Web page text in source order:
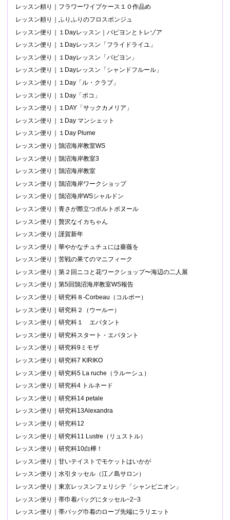
レッスン頼り｜フラワーワイプケース１０作品め
レッスン頼り｜ふりふりのフロスポンジュ
レッスン便り｜１Dayレッスン｜パピヨンとトレゾア
レッスン便り｜１Dayレッスン「フライドライユ」
レッスン便り｜１Dayレッスン「パピヨン」
レッスン便り｜１Dayレッスン「シャンドフルール」
レッスン便り｜１Day「ル・クラブ」
レッスン便り｜１Day「ポコ」
レッスン便り｜１DAY「サックカメリア」
レッスン便り｜１Day マンシェット
レッスン便り｜１Day Plume
レッスン便り｜鵠沼海岸教室WS
レッスン便り｜鵠沼海岸教室3
レッスン便り｜鵠沼海岸教室
レッスン便り｜鵠沼海岸ワークショップ
レッスン便り｜鵠沼海岸WSシャルドン
レッスン便り｜青さが際立つポルトボヌール
レッスン便り｜贅沢なイカちゃん
レッスン便り｜謹賀新年
レッスン便り｜華やかなチュチュには薔薇を
レッスン便り｜苦戦の果てのマニフィーク
レッスン便り｜第２回ニコと花ワークショップ〜海辺の二人展
レッスン便り｜第5回鵠沼海岸教室WS報告
レッスン便り｜研究科８-Corbeau（コルボー）
レッスン便り｜研究科２（ウールー）
レッスン便り｜研究科１ エパタント
レッスン便り｜研究科スタート・エパタント
レッスン便り｜研究科9ミモザ
レッスン便り｜研究科7 KIRIKO
レッスン便り｜研究科5 La ruche（ラルーシュ）
レッスン便り｜研究科4 トルネード
レッスン便り｜研究科14 petale
レッスン便り｜研究科13Alexandra
レッスン便り｜研究科12
レッスン便り｜研究科11 Lustre（リュストル）
レッスン便り｜研究科10白樺！
レッスン便り｜甘いテイストでモケットはいかが
レッスン便り｜水引タッセル（江ノ島サロン）
レッスン便り｜東京レッスンフェリシテ「シャンピニオン」
レッスン便り｜帯巾着バッグにタッセル−2−3
レッスン便り｜帯バッグ巾着のロープ先端にラリエット